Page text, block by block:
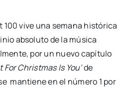
100 vive una semana histórica
absoluto de la música
por un nuevo capítulo
For Christmas Is You’de
mantiene en el número 1 por